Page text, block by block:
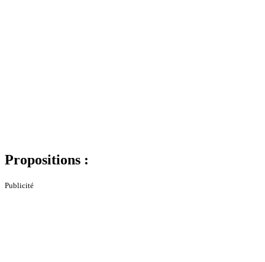
Propositions :
Publicité